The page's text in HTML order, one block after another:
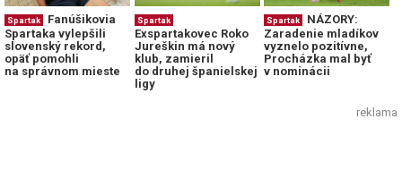
Spartak
Fanúšikovia
Spartaka vylepšili
slovenský rekord,
opäť pomohli
na správnom mieste
Spartak
Exspartakovec Roko
Jureškin má nový
klub, zamieril
do druhej španielskej
ligy
Spartak
NÁZORY:
Zaradenie mladíkov
vyznelo pozitívne,
Procházka mal byť
v nominácii
reklama